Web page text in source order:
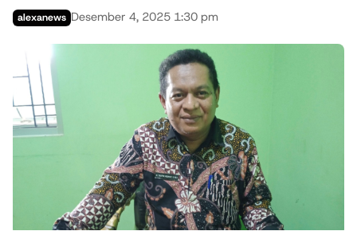
alexanews Desember 4, 2025 1:30 pm